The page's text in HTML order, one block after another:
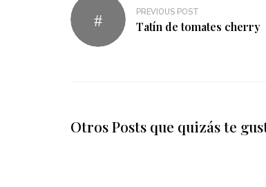
de
entradas
PREVIOUS POST
Tatín de tomates cherry
Otros Posts que quizás te